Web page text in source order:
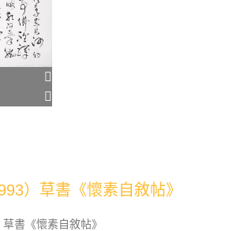
）草書《懷素自敘帖》
書《懷素自敘帖》